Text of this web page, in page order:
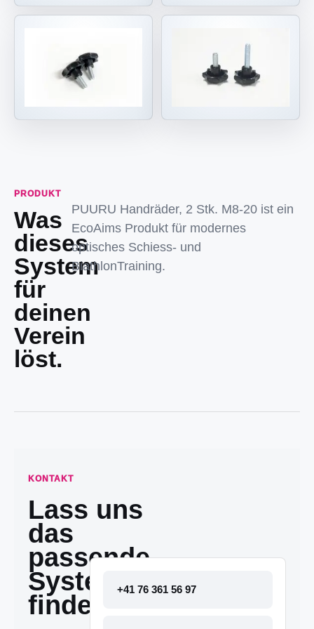
PRODUKT
Was
dieses
System
für
deinen
Verein
löst.
PUURU Handräder, 2 Stk. M8-20 ist ein
EcoAims Produkt für modernes
optisches Schiess- und
BiathlonTraining.
KONTAKT
Lass uns
das
passende
System
finden.
+41 76 361 56 97